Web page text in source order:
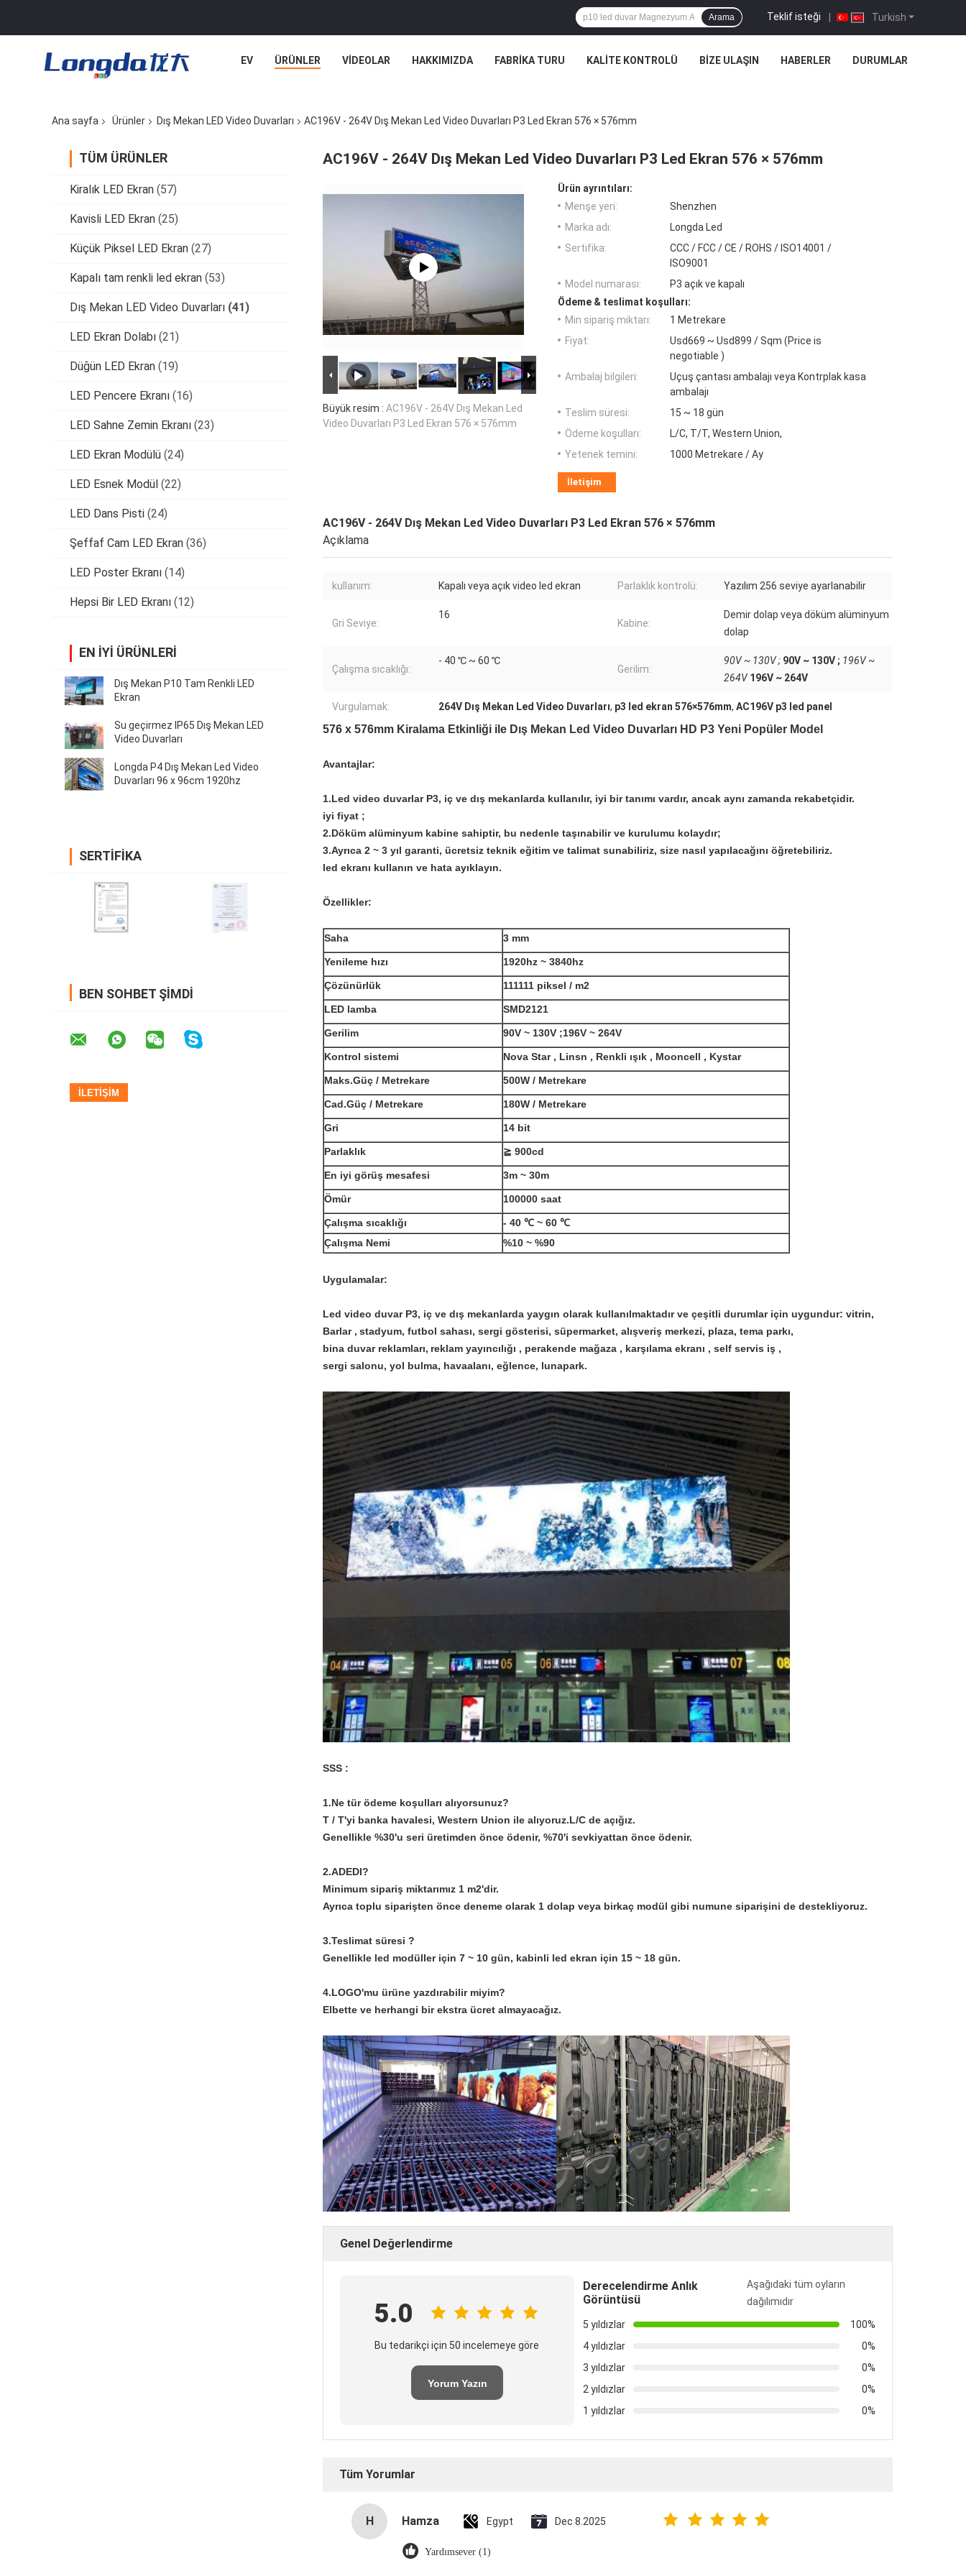
Turkish
Teklif isteği |
Arama
EV ÜRÜNLER VIDEOLAR HAKKIMIZDA FABRIKA TURU KALITE KONTROLÜ BIZE ULAŞIN HABERLER DURUMLAR
Ana sayfa Ürünler Dış Mekan LED Video Duvarları AC196V - 264V Dış Mekan Led Video Duvarları P3 Led Ekran 576 × 576mm
TÜM ÜRÜNLER
Kiralık LED Ekran (57)
Kavisli LED Ekran (25)
Küçük Piksel LED Ekran (27)
Kapalı tam renkli led ekran (53)
Dış Mekan LED Video Duvarları (41)
LED Ekran Dolabı (21)
Düğün LED Ekran (19)
LED Pencere Ekranı (16)
LED Sahne Zemin Ekranı (23)
LED Ekran Modülü (24)
LED Esnek Modül (22)
LED Dans Pisti (24)
Şeffaf Cam LED Ekran (36)
LED Poster Ekranı (14)
Hepsi Bir LED Ekranı (12)
EN IYI ÜRÜNLERI
Dış Mekan P10 Tam Renkli LED
Ekran
Su geçirmez IP65 Dış Mekan LED
Video Duvarları
Longda P4 Dış Mekan Led Video
Duvarları 96 x 96cm 1920hz
SERTIFIKA
BEN SOHBET ŞIMDI
AC196V - 264V Dış Mekan Led Video Duvarları P3 Led Ekran 576 × 576mm
Büyük resim : AC196V - 264V Dış Mekan Led
Video Duvarları P3 Led Ekran 576 × 576mm
Ürün ayrıntıları:
Menşe yeri:
Shenzhen
Marka adı:
Longda Led
Sertifika:
CCC / FCC / CE / ROHS / ISO14001 /
ISO9001
Model numarası:
P3 açık ve kapalı
Ödeme & teslimat koşulları:
Min sipariş miktarı:
1 Metrekare
Fiyat:
Usd669 ~ Usd899 / Sqm (Price is
negotiable )
Ambalaj bilgileri:
Uçuş çantası ambalajı veya Kontrplak kasa
ambalajı
Teslim süresi:
15 ~ 18 gün
Ödeme koşulları:
L/C, T/T, Western Union,
Yetenek temini:
1000 Metrekare / Ay
İletişim
AC196V - 264V Dış Mekan Led Video Duvarları P3 Led Ekran 576 × 576mm
Açıklama
kullanım: Kapalı veya açık video led ekran Parlaklık kontrolü: Yazılım 256 seviye ayarlanabilir
Gri Seviye:
16
Kabine:
Demir dolap veya döküm alüminyum
dolap
Çalışma sıcaklığı:
- 40 ℃ ~ 60 ℃
Gerilim:
90V ~ 130V ; 90V ~ 130V ; 196V ~
264V 196V ~ 264V
Vurgulamak: 264V Dış Mekan Led Video Duvarları, p3 led ekran 576×576mm, AC196V p3 led panel
576 x 576mm Kiralama Etkinliği ile Dış Mekan Led Video Duvarları HD P3 Yeni Popüler Model
Avantajlar:
1.Led video duvarlar P3, iç ve dış mekanlarda kullanılır, iyi bir tanımı vardır, ancak aynı zamanda rekabetçidir.
iyi fiyat ;
2.Döküm alüminyum kabine sahiptir, bu nedenle taşınabilir ve kurulumu kolaydır;
3.Ayrıca 2 ~ 3 yıl garanti, ücretsiz teknik eğitim ve talimat sunabiliriz, size nasıl yapılacağını öğretebiliriz.
led ekranı kullanın ve hata ayıklayın.
Özellikler:
Saha 3 mm
Yenileme hızı 1920hz ~ 3840hz
Çözünürlük 111111 piksel / m2
LED lamba SMD2121
Gerilim 90V ~ 130V ;196V ~ 264V
Kontrol sistemi Nova Star , Linsn , Renkli ışık , Mooncell , Kystar
Maks.Güç / Metrekare 500W / Metrekare
Cad.Güç / Metrekare 180W / Metrekare
Gri 14 bit
Parlaklık ≧ 900cd
En iyi görüş mesafesi 3m ~ 30m
Ömür 100000 saat
Çalışma sıcaklığı
- 40 ℃ ~ 60 ℃
Çalışma Nemi
%10 ~ %90
Uygulamalar:
Led video duvar P3, iç ve dış mekanlarda yaygın olarak kullanılmaktadır ve çeşitli durumlar için uygundur: vitrin,
Barlar , stadyum, futbol sahası, sergi gösterisi, süpermarket, alışveriş merkezi, plaza, tema parkı,
bina duvar reklamları, reklam yayıncılığı , perakende mağaza , karşılama ekranı , self servis iş ,
sergi salonu, yol bulma, havaalanı, eğlence, lunapark.
SSS :
1.Ne tür ödeme koşulları alıyorsunuz?
T / T'yi banka havalesi, Western Union ile alıyoruz.L/C de açığız.
Genellikle %30'u seri üretimden önce ödenir, %70'i sevkiyattan önce ödenir.
2.ADEDI?
Minimum sipariş miktarımız 1 m2'dir.
Ayrıca toplu siparişten önce deneme olarak 1 dolap veya birkaç modül gibi numune siparişini de destekliyoruz.
3.Teslimat süresi ?
Genellikle led modüller için 7 ~ 10 gün, kabinli led ekran için 15 ~ 18 gün.
4.LOGO'mu ürüne yazdırabilir miyim?
Elbette ve herhangi bir ekstra ücret almayacağız.
Genel Değerlendirme
5.0
Bu tedarikçi için 50 incelemeye göre
Yorum Yazın
Derecelendirme Anlık
Görüntüsü
Aşağıdaki tüm oyların
dağılımıdır
5 yıldızlar
100%
4 yıldızlar
0%
3 yıldızlar
0%
2 yıldızlar
0%
1 yıldızlar
0%
Tüm Yorumlar
H Hamza Egypt Dec 8.2025
Yardımsever (1)